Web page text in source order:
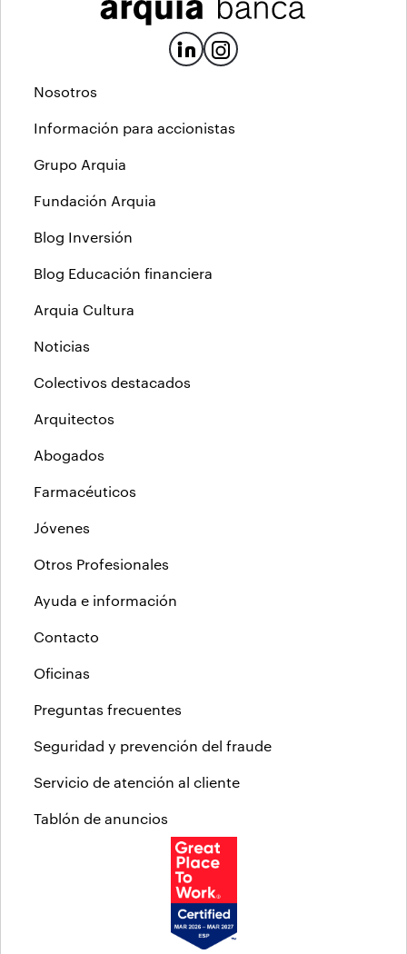
Nosotros
Información para accionistas
Grupo Arquia
Fundación Arquia
Blog Inversión
Blog Educación financiera
Arquia Cultura
Noticias
Colectivos destacados
Arquitectos
Abogados
Farmacéuticos
Jóvenes
Otros Profesionales
Ayuda e información
Contacto
Oficinas
Preguntas frecuentes
Seguridad y prevención del fraude
Servicio de atención al cliente
Tablón de anuncios